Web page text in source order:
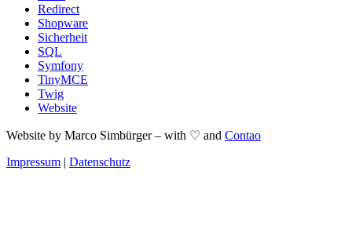
Redirect
Shopware
Sicherheit
SQL
Symfony
TinyMCE
Twig
Website
Website by Marco Simbürger – with ♡ and Contao
Impressum | Datenschutz